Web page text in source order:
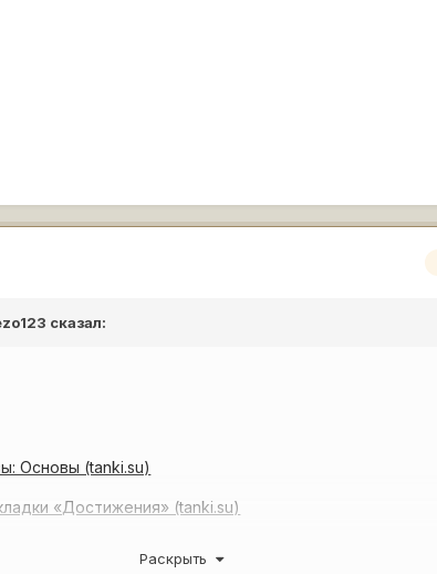
сказал:
Основы (tanki.su)
«Достижения» (tanki.su)
Раскрыть